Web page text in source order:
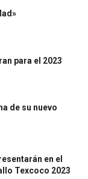
para el 2023
de su nuevo
en el
Texcoco 2023